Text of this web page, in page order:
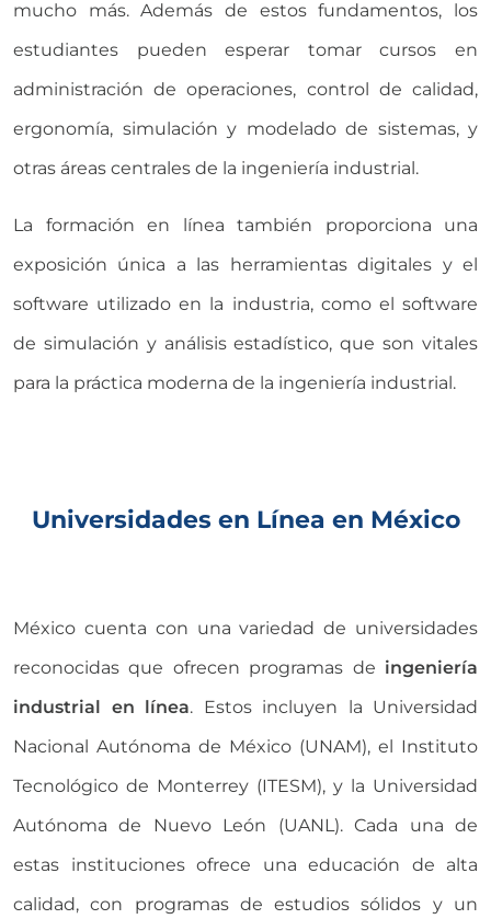
mucho más. Además de estos fundamentos, los
estudiantes pueden esperar tomar cursos en
administración de operaciones, control de calidad,
ergonomía, simulación y modelado de sistemas, y
otras áreas centrales de la ingeniería industrial.
La formación en línea también proporciona una
exposición única a las herramientas digitales y el
software utilizado en la industria, como el software
de simulación y análisis estadístico, que son vitales
para la práctica moderna de la ingeniería industrial.
Universidades en Línea en México
México cuenta con una variedad de universidades
reconocidas que ofrecen programas de ingeniería
industrial en línea. Estos incluyen la Universidad
Nacional Autónoma de México (UNAM), el Instituto
Tecnológico de Monterrey (ITESM), y la Universidad
Autónoma de Nuevo León (UANL). Cada una de
estas instituciones ofrece una educación de alta
calidad, con programas de estudios sólidos y un